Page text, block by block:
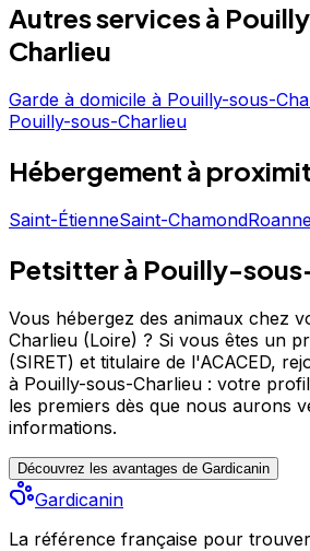
contact. Candy's Dogs est un professionnel du service
canin situé à Pouilly-sous-Charlieu.
Google Maps avec 39 avis.
Autres services à
Charlieu
Garde à domicile à Pouilly-sous-
Pouilly-sous-Charlieu
Hébergement à
Saint-ÉtienneSaint-Chamond
Petsitter à Pouilly-
Vous hébergez des animaux chez
Charlieu (Loire) ? Si vous êtes un
(SIRET) et titulaire de l'ACACED,
à Pouilly-sous-Charlieu : votre
les premiers dès que nous aurons
informations.
Découvrez les avantages de Gardicanin
Gardicanin
La référence française pour